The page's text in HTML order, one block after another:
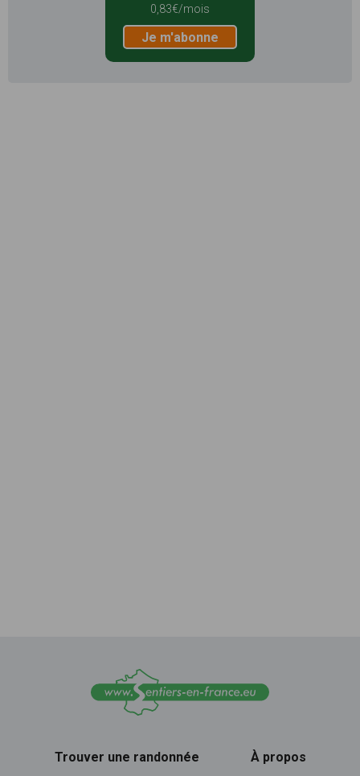
0,83€/mois
Je m'abonne
Trouver une randonnée À propos